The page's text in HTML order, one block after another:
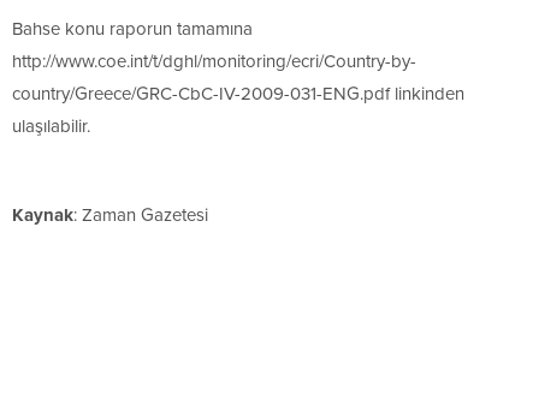
Bahse konu raporun tamamına
http://www.coe.int/t/dghl/monitoring/ecri/Country-by-
country/Greece/GRC-CbC-IV-2009-031-ENG.pdf linkinden
ulaşılabilir.
Kaynak: Zaman Gazetesi